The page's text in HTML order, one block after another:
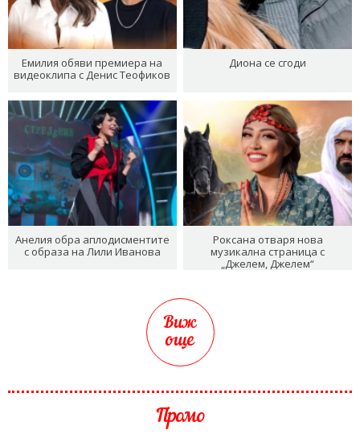
Емилия обяви премиера на
видеоклипа с Денис Теофиков
Диона се сгоди
Анелия обра аплодисментите
с образа на Лили Иванова
Роксана отваря нова
музикална страница с
„Джелем, Джелем“
Виж
още
Промо